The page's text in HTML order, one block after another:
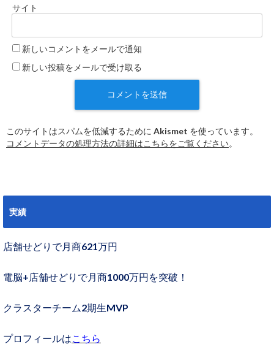
サイト
新しいコメントをメールで通知
新しい投稿をメールで受け取る
このサイトはスパムを低減するために Akismet を使っています。
コメントデータの処理方法の詳細はこちらをご覧ください。
実績
店舗せどりで月商621万円
電脳+店舗せどりで月商1000万円を突破！
クラスターチーム2期生MVP
プロフィールは こちら